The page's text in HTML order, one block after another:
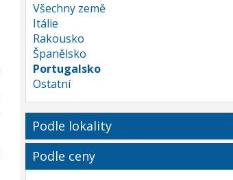
Všechny země
Itálie
Rakousko
Španělsko
Portugalsko
Ostatní
Podle lokality
Podle ceny